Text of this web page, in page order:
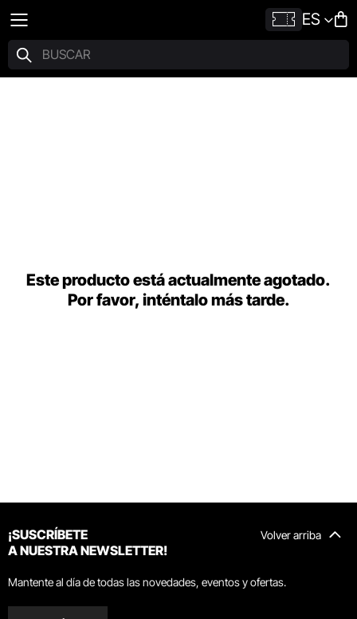
ES
Este producto está actualmente agotado.
Por favor, inténtalo más tarde.
Volver arriba
¡SUSCRÍBETE
A NUESTRA NEWSLETTER!
Mantente al día de todas las novedades, eventos y ofertas.